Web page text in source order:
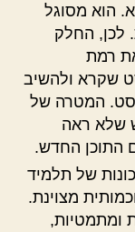
הוא מסוגל
לכן, החלק
רמת
שקרא ולהשיב
המטרה של
שלא ראה
התוכן החדש.
של תלמיד
מצוינת.
ומתמטיות,